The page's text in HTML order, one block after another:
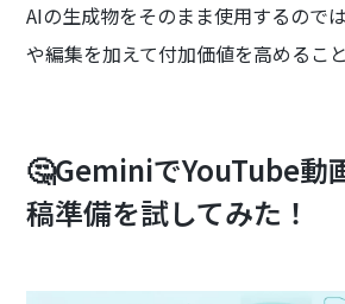
AIの生成物をそのまま使用するので
や編集を加えて付加価値を高めるこ
🤔GeminiでYouTube動
稿準備を試してみた！